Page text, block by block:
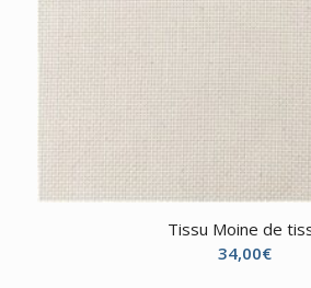
Tissu Moine de
34,00€